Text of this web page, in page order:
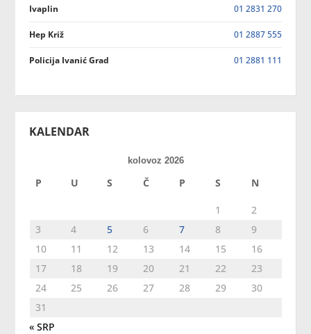
Ivaplin 01 2831 270
Hep Križ 01 2887 555
Policija Ivanić Grad 01 2881 111
KALENDAR
kolovoz 2026
P U S Č P S N
1
2
3
4 5 6 7 8
9
10
11 12 13 14 15
16
17
18 19 20 21 22
23
24
25 26 27 28 29
30
31
« SRP